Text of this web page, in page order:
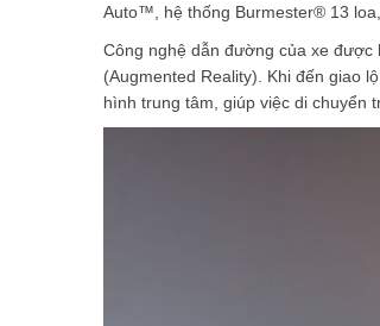
Auto™, hệ thống Burmester® 13
Công nghệ dẫn đường của xe được
(Augmented Reality). Khi đến giao
hình trung tâm, giúp việc di chuyển